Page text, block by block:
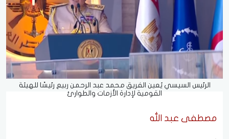
الرئيس السيسي يُعين الفريق محمد عبد الرحمن ربيع رئيسًا للهيئة
القومية لإدارة الأزمات والطوارئ
مصطفى عبد الله